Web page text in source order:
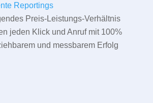
Reportings
Preis-Leistungs-Verhältnis
jeden Klick und Anruf mit 100%
und messbarem Erfolg